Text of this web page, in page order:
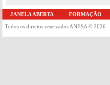
JANELA ABERTA FORMAÇÃO
Todos os direitos reservados ANESA © 2026